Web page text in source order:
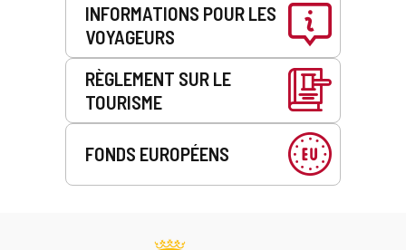
INFORMATIONS POUR LES
VOYAGEURS
RÈGLEMENT SUR LE
TOURISME
FONDS EUROPÉENS